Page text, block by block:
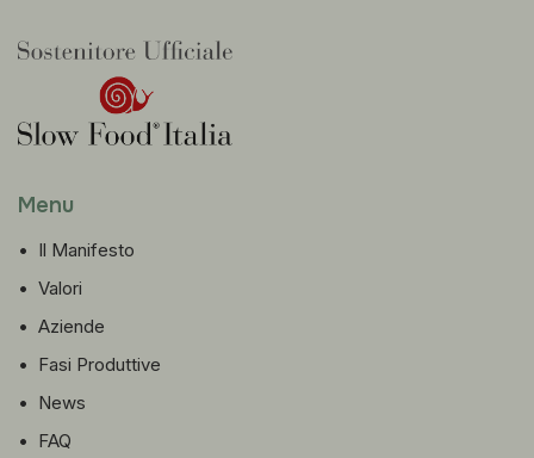
Menu
• Il Manifesto
• Valori
• Aziende
• Fasi Produttive
• News
• FAQ